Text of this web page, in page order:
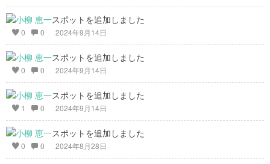
スポットを追加しました
0 0 2024年9月14日
スポットを追加しました
0 0 2024年9月14日
スポットを追加しました
1 0 2024年9月14日
スポットを追加しました
0 0 2024年8月28日